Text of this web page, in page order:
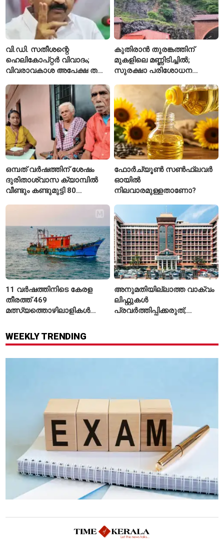
വി.ഡി. സതീശന്റെ
ഹെലികോപ്റ്റർ വിവാദം;
വിവരാവകാശ അപേക്ഷ തള്ളി
കുതിരാൻ തുരങ്കത്തിന്
മുകളിലെ മണ്ണിടിച്ചിൽ;
സുരക്ഷാ പരിശോധന
ഒമ്പത് വർഷത്തിന് ശേഷം
ദുരിതാശ്വാസ ക്യാമ്പിൽ
വീണ്ടും കണ്ടുമുട്ടി 80
ഫോർച്യൂൺ സൺഫ്ലവർ
ഓയിൽ
നിലവാരമുള്ളതാണോ?
11 വർഷത്തിനിടെ കേരള
തീരത്ത് 469
മത്സ്യത്തൊഴിലാളികൾ
കാണാതായി, 47,773 പേരെ
രക്ഷപ്പെടുത്തി
അനുമതിയില്ലാത്ത വാക്വം
ലിഫ്റ്റുകൾ
പ്രവർത്തിപ്പിക്കരുത്;
ലിഫ്റ്റുകൾക്ക്
WEEKLY TRENDING